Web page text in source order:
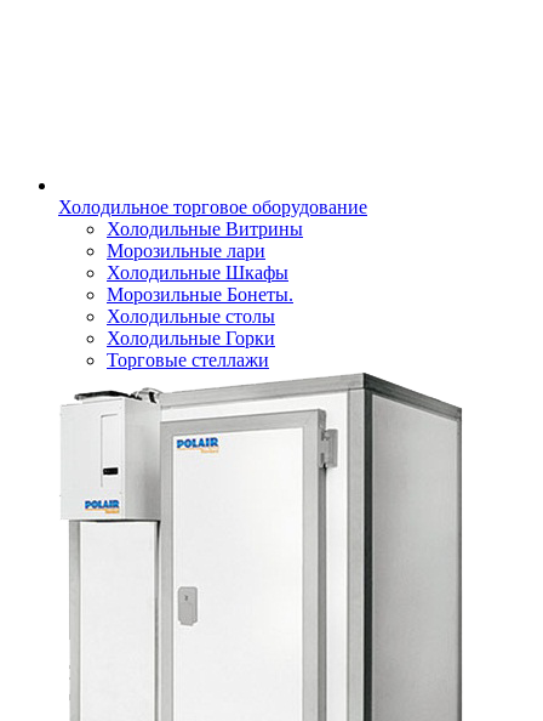
Холодильное торговое оборудование
Холодильные Витрины
Морозильные лари
Холодильные Шкафы
Морозильные Бонеты.
Холодильные столы
Холодильные Горки
Торговые стеллажи